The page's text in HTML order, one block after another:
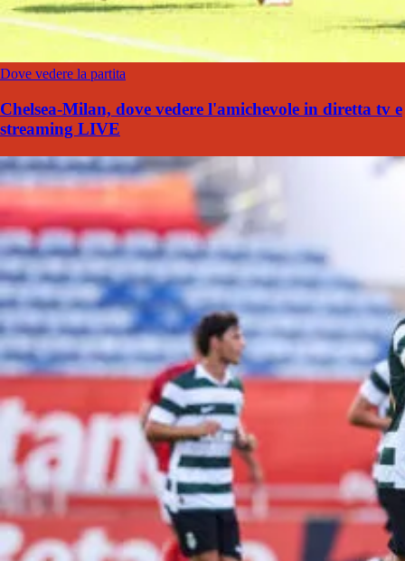
Dove vedere la partita
Chelsea-Milan, dove vedere l'amichevole in diretta tv e
streaming LIVE